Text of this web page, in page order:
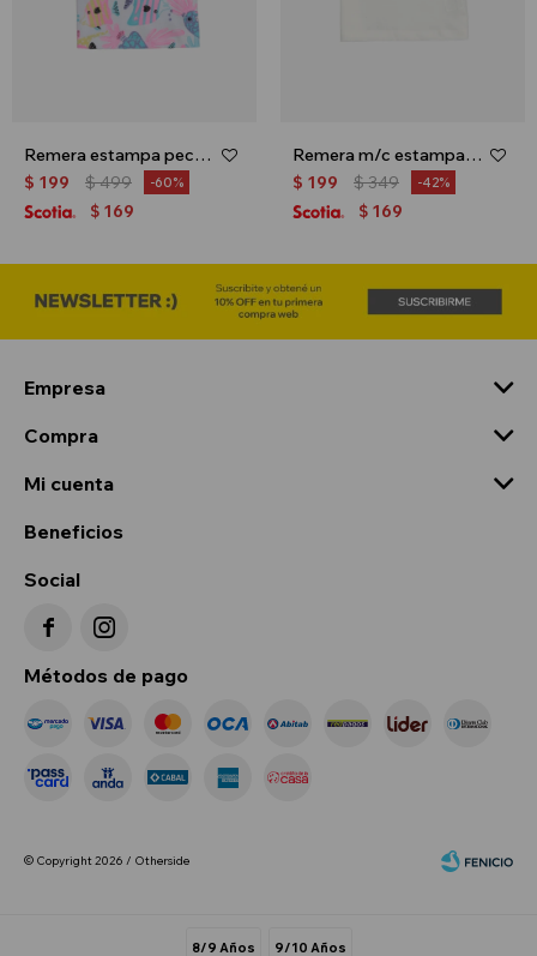
8/9 Años 9/10 Años
Remera estampa peces - Blanco
$ 199 $499 60
$ 169
Remera m/c estampa floral - Crudo
$ 199 $349 42
$ 169
Empresa
Compra
Mi cuenta
Beneficios
Social
 
Métodos de pago
© Copyright 2026 / Otherside